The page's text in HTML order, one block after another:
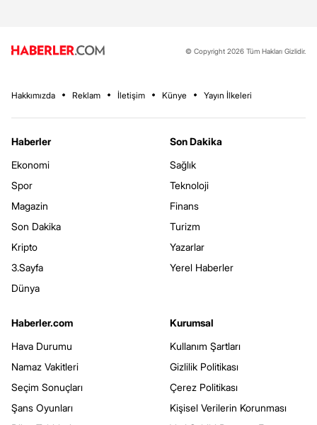
© Copyright 2026 Tüm Hakları Gizlidir.
Hakkımızda Reklam İletişim Künye Yayın İlkeleri
Haberler
Ekonomi
Spor
Magazin
Son Dakika
Kripto
3.Sayfa
Dünya
Son Dakika
Sağlık
Teknoloji
Finans
Turizm
Yazarlar
Yerel Haberler
Haberler.com
Hava Durumu
Namaz Vakitleri
Seçim Sonuçları
Şans Oyunları
Kurumsal
Kullanım Şartları
Gizlilik Politikası
Çerez Politikası
Kişisel Verilerin Korunması